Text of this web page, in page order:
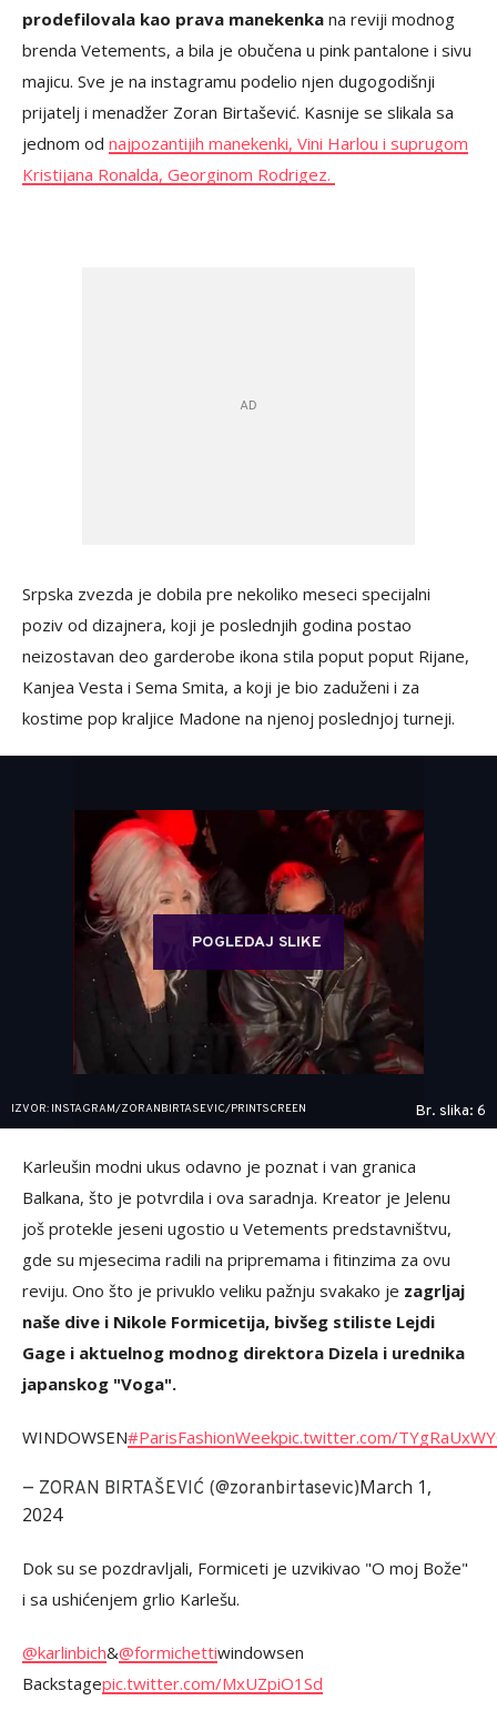
prodefilovala kao prava manekenka na reviji modnog
brenda Vetements, a bila je obučena u pink pantalone i sivu
majicu. Sve je na instagramu podelio njen dugogodišnji
prijatelj i menadžer Zoran Birtašević. Kasnije se slikala sa
jednom od najpozantijih manekenki, Vini Harlou i suprugom
Kristijana Ronalda, Georginom Rodrigez.
Srpska zvezda je dobila pre nekoliko meseci specijalni
poziv od dizajnera, koji je poslednjih godina postao
neizostavan deo garderobe ikona stila poput poput Rijane,
Kanjea Vesta i Sema Smita, a koji je bio zaduženi i za
kostime pop kraljice Madone na njenoj poslednjoj turneji.
POGLEDAJ SLIKE
IZVOR: INSTAGRAM/ZORANBIRTASEVIC/PRINTSCREEN Br. slika: 6
Karleušin modni ukus odavno je poznat i van granica
Balkana, što je potvrdila i ova saradnja. Kreator je Jelenu
još protekle jeseni ugostio u Vetements predstavništvu,
gde su mjesecima radili na pripremama i fitinzima za ovu
reviju. Ono što je privuklo veliku pažnju svakako je zagrljaj
naše dive i Nikole Formicetija, bivšeg stiliste Lejdi
Gage i aktuelnog modnog direktora Dizela i urednika
japanskog "Voga".
WINDOWSEN#ParisFashionWeekpic.twitter.com/
— ZORAN BIRTAŠEVIĆ (@zoranbirtasevic)March 1,
2024
Dok su se pozdravljali, Formiceti je uzvikivao "O moj Bože"
i sa ushićenjem grlio Karlešu.
@karlinbich&@formichettiwindowsen
Backstagepic.twitter.com/MxUZpiO1Sd